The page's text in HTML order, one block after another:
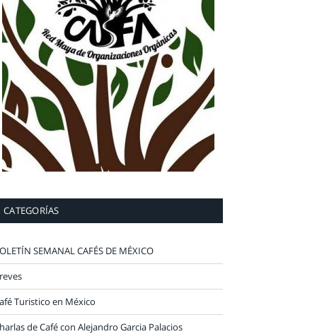
CATEGORÍAS
SEMANAL CAFÉS DE MÉXICO
Turistico en México
de Café con Alejandro Garcia Palacios